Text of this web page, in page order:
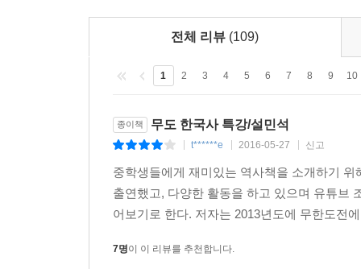
일본이 독도를 탐내는 이유는 무엇일까요? 일본
이 상당했고, 경제적 이득을 찾는 데 밝은 나라입
으로 삼아 군사기지로 요긴하게 사용할 수 있죠.
수화물로, 해저에는 지하에 매장된 석탄·석유·
차지할 수 있습니다. 하이드레이트는 채굴이 어
지켜내야 하는 땅인 것입니다.
2011년부터 일본 초등학교 사회 교과서에 독도
에 대해 어떻게 생각하는지 궁금해 제가 일본 시
에게 독도에 관한 질문을 해봤는데요, 그중 한 명
전체 리뷰 (109)
1 2 3 4 5 6 7 8 9 10
종이책 무도 한국사 특강/설민석
t******e 2016-05-27 신고
중학생들에게 재미있는 역사책을 소개하기
출연했고, 다양한 활동을 하고 있으며 유튜브
어보기로 한다. 저자는 2013년도에 무한도전
7명이 이 리뷰를 추천합니다.